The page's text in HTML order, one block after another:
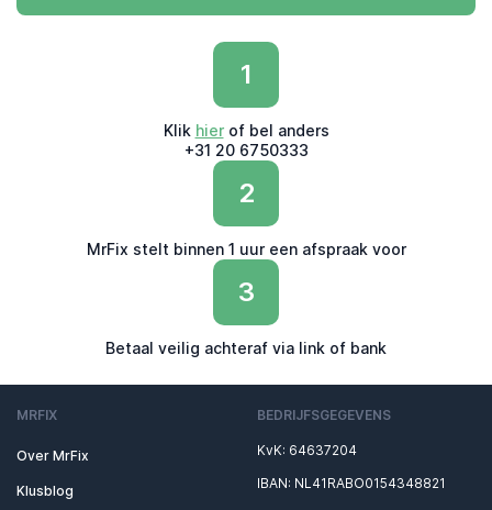
1
Klik hierof bel anders
+31 20 6750333
2
MrFix stelt binnen 1 uur een afspraak voor
3
Betaal veilig achteraf via link of bank
MRFIX
Over MrFix
Klusblog
BEDRIJFSGEGEVENS
KvK: 64637204
IBAN: NL41RABO0154348821